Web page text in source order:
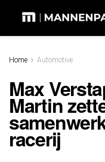
Home Automotive
Max
Martin
racerij